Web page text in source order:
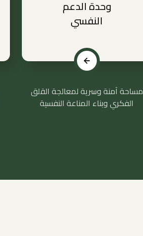
وحدة الدعم
النفسي
مساحة آمنة وسرية لمعالجة القلق
الفكري وبناء المناعة النفسية